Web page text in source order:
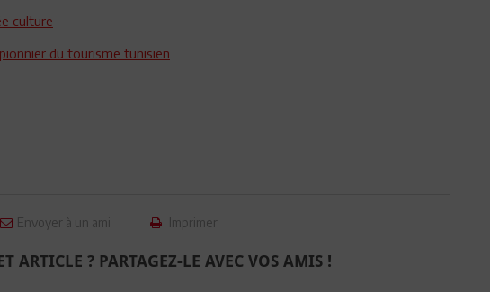
culture
du tourisme tunisien
Envoyer à un ami Imprimer
ARTICLE ? PARTAGEZ-LE AVEC VOS AMIS !